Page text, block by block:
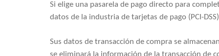
Si elige una pasarela de pago directo para
datos de la industria de tarjetas de pago (PCI-
Sus datos de transacción de compra se
se eliminará la información de la transacción de